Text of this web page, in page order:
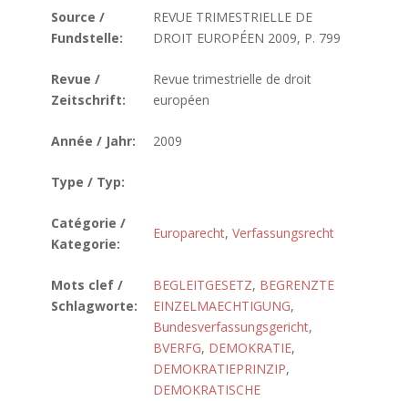
Source /
Fundstelle:
REVUE TRIMESTRIELLE DE
DROIT EUROPÉEN 2009, P. 799
Revue /
Zeitschrift:
Revue trimestrielle de droit
européen
Année / Jahr: 2009
Type / Typ:
Catégorie /
Kategorie:
Europarecht, Verfassungsrecht
Mots clef /
Schlagworte:
BEGLEITGESETZ, BEGRENZTE
EINZELMAECHTIGUNG,
Bundesverfassungsgericht,
BVERFG, DEMOKRATIE,
DEMOKRATIEPRINZIP,
DEMOKRATISCHE